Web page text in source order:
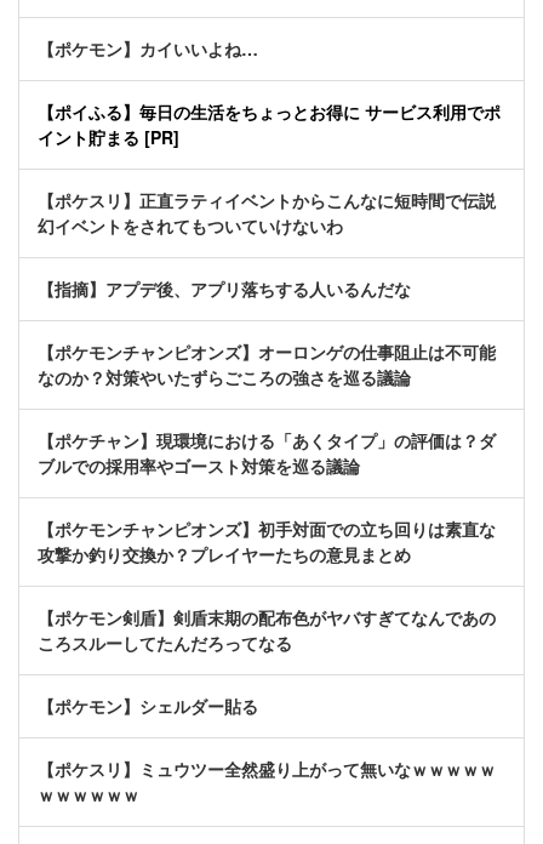
【ポケモン】カイいいよね…
【ポイふる】毎日の生活をちょっとお得に サービス利用でポ
イント貯まる [PR]
【ポケスリ】正直ラティイベントからこんなに短時間で伝説
幻イベントをされてもついていけないわ
【指摘】アプデ後、アプリ落ちする人いるんだな
【ポケモンチャンピオンズ】オーロンゲの仕事阻止は不可能
なのか？対策やいたずらごころの強さを巡る議論
【ポケチャン】現環境における「あくタイプ」の評価は？ダ
ブルでの採用率やゴースト対策を巡る議論
【ポケモンチャンピオンズ】初手対面での立ち回りは素直な
攻撃か釣り交換か？プレイヤーたちの意見まとめ
【ポケモン剣盾】剣盾末期の配布色がヤバすぎてなんであの
ころスルーしてたんだろってなる
【ポケモン】シェルダー貼る
【ポケスリ】ミュウツー全然盛り上がって無いなｗｗｗｗｗ
ｗｗｗｗｗｗ